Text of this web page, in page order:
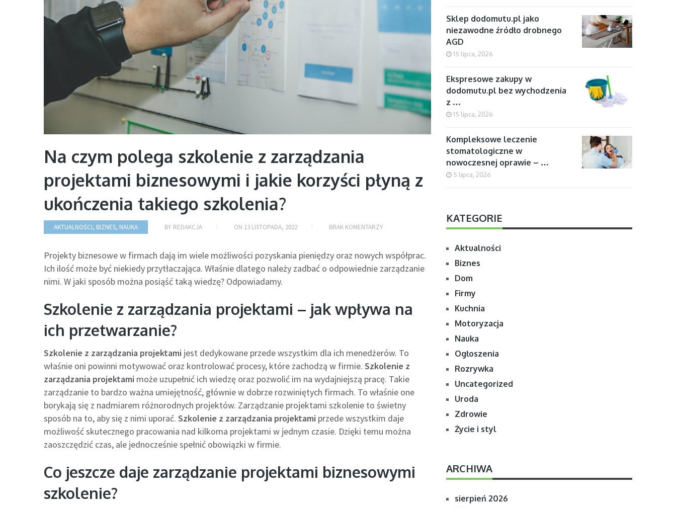
Na czym polega szkolenie z zarządzania
projektami biznesowymi i jakie korzyści płyną z
ukończenia takiego szkolenia?
AKTUALNOŚCI, BIZNES, NAUKA BY REDAKCJA ON 13 LISTOPADA, 2022 BRAK KOMENTARZY
Projekty biznesowe w firmach dają im wiele możliwości pozyskania pieniędzy oraz nowych współprac.
Ich ilość może być niekiedy przytłaczająca. Właśnie dlatego należy zadbać o odpowiednie zarządzanie
nimi. W jaki sposób można posiąść taką wiedzę? Odpowiadamy.
Szkolenie z zarządzania projektami – jak wpływa na
ich przetwarzanie?
Szkolenie z zarządzania projektami jest dedykowane przede wszystkim dla ich menedżerów. To
właśnie oni powinni motywować oraz kontrolować procesy, które zachodzą w firmie. Szkolenie z
zarządzania projektami może uzupełnić ich wiedzę oraz pozwolić im na wydajniejszą pracę. Takie
zarządzanie to bardzo ważna umiejętność, głównie w dobrze rozwiniętych firmach. To właśnie one
borykają się z nadmiarem różnorodnych projektów. Zarządzanie projektami szkolenie to świetny
sposób na to, aby się z nimi uporać. Szkolenie z zarządzania projektami przede wszystkim daje
możliwość skutecznego pracowania nad kilkoma projektami w jednym czasie. Dzięki temu można
zaoszczędzić czas, ale jednocześnie spełnić obowiązki w firmie.
Co jeszcze daje zarządzanie projektami biznesowymi
szkolenie?
Sklep dodomutu.pl jako
niezawodne źródło drobnego
AGD
15 lipca, 2026
Ekspresowe zakupy w
dodomutu.pl bez wychodzenia
z …
15 lipca, 2026
Kompleksowe leczenie
stomatologiczne w
nowoczesnej oprawie – …
5 lipca, 2026
KATEGORIE
Aktualności
Biznes
Dom
Firmy
Kuchnia
Motoryzacja
Nauka
Ogłoszenia
Rozrywka
Uncategorized
Uroda
Zdrowie
Życie i styl
ARCHIWA
sierpień 2026